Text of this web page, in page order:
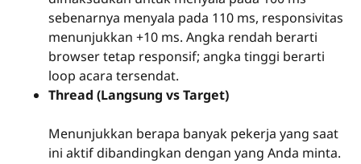
sebenarnya menyala pada 110 ms, responsivitas
menunjukkan +10 ms. Angka rendah berarti
browser tetap responsif; angka tinggi berarti
loop acara tersendat.
Thread (Langsung vs Target)
Menunjukkan berapa banyak pekerja yang saat
ini aktif dibandingkan dengan yang Anda minta.